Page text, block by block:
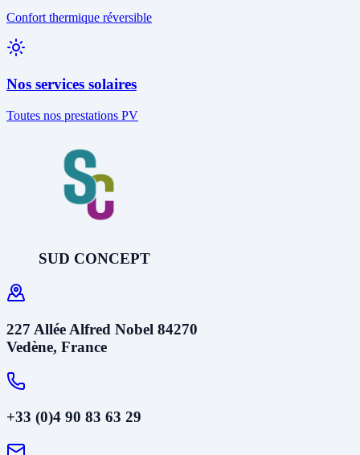
Confort thermique réversible
Nos services solaires
Toutes nos prestations PV
SUD CONCEPT
227 Allée Alfred Nobel 84270
Vedène, France
+33 (0)4 90 83 63 29